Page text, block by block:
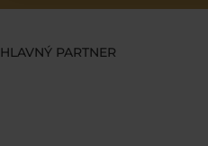
HLAVNÝ PARTNER